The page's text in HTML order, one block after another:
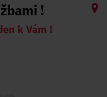
!
k Vám !